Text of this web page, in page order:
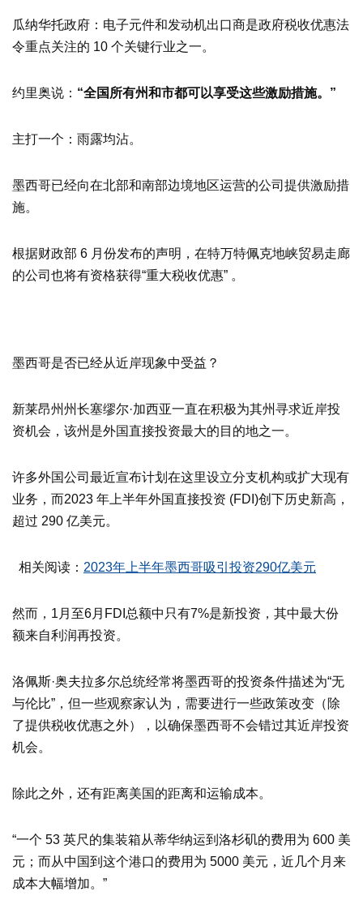
瓜纳华托政府：电子元件和发动机出口商是政府税收优惠法
令重点关注的 10 个关键行业之一。
约里奥说： “全国所有州和市都可以享受这些激励措施。”
主打一个：雨露均沾。
墨西哥已经向在北部和南部边境地区运营的公司提供激励措
施。
根据财政部 6 月份发布的声明，在特万特佩克地峡贸易走廊
的公司也将有资格获得“重大税收优惠” 。
墨西哥是否已经从近岸现象中受益？
新莱昂州州长塞缪尔·加西亚一直在积极为其州寻求近岸投
资机会，该州是外国直接投资最大的目的地之一。
许多外国公司最近宣布计划在这里设立分支机构或扩大现有
业务，而2023 年上半年外国直接投资 (FDI)创下历史新高，
超过 290 亿美元。
相关阅读： 2023年上半年墨西哥吸引投资290亿美元
然而，1月至6月FDI总额中只有7%是新投资，其中最大份
额来自利润再投资。
洛佩斯·奥夫拉多尔总统经常将墨西哥的投资条件描述为“无
与伦比”，但一些观察家认为，需要进行一些政策改变（除
了提供税收优惠之外），以确保墨西哥不会错过其近岸投资
机会。
除此之外，还有距离美国的距离和运输成本。
“一个 53 英尺的集装箱从蒂华纳运到洛杉矶的费用为 600 美
元；而从中国到这个港口的费用为 5000 美元，近几个月来
成本大幅增加。”